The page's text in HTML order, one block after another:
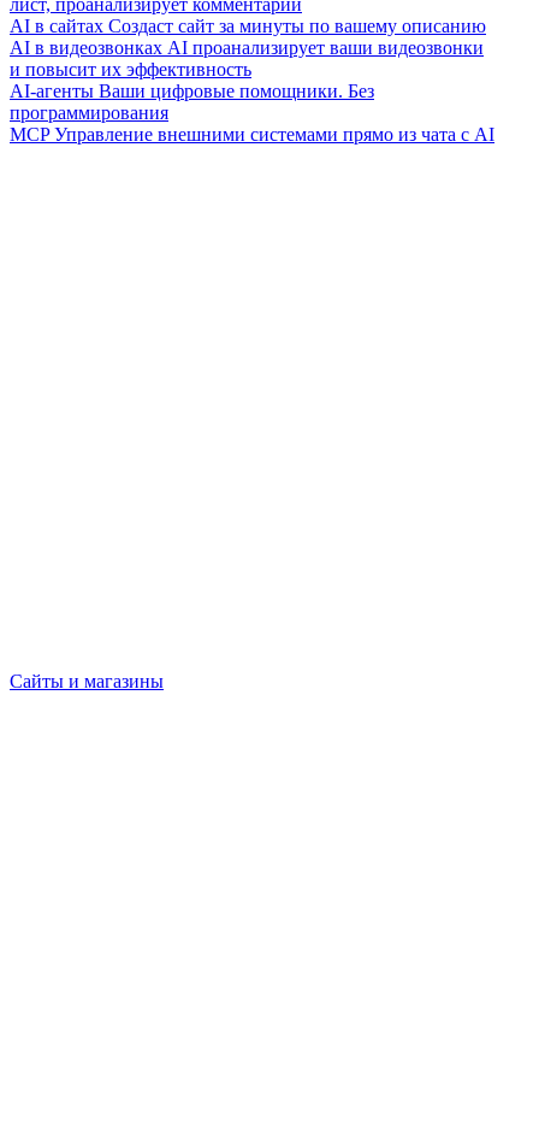
лист, проанализирует комментарии
AI в сайтах Создаст сайт за минуты по вашему описанию
AI в видеозвонках AI проанализирует ваши видеозвонки
и повысит их эффективность
AI-агенты Ваши цифровые помощники. Без
программирования
MCP Управление внешними системами прямо из чата с AI
Сайты и магазины